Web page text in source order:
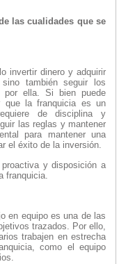
las cualidades que se
invertir dinero y adquirir
también seguir los
por ella. Si bien puede
que la franquicia es un
de disciplina y
las reglas y mantener
para mantener una
el éxito de la inversión.
y disposición a
franquicia.
en equipo es una de las
trazados. Por ello,
trabajen en estrecha
como el equipo